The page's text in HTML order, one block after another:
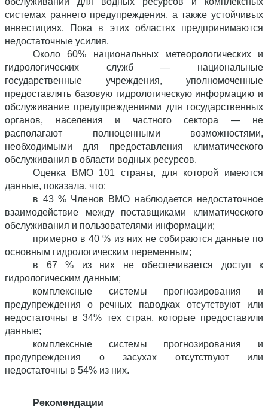
системах раннего предупреждения, а также устойчивых
инвестициях. Пока в этих областях предпринимаются
недостаточные усилия.
Около 60% национальных метеорологических и
гидрологических служб — национальные
государственные учреждения, уполномоченные
предоставлять базовую гидрологическую информацию и
обслуживание предупреждениями для государственных
органов, населения и частного сектора — не
располагают полноценными возможностями,
необходимыми для предоставления климатического
обслуживания в области водных ресурсов.
Оценка ВМО 101 страны, для которой имеются
данные, показала, что:
в 43 % Членов ВМО наблюдается недостаточное
взаимодействие между поставщиками климатического
обслуживания и пользователями информации;
примерно в 40 % из них не собираются данные по
основным гидрологическим переменным;
в 67 % из них не обеспечивается доступ к
гидрологическим данным;
комплексные системы прогнозирования и
предупреждения о речных паводках отсутствуют или
недостаточны в 34% тех стран, которые предоставили
данные;
комплексные системы прогнозирования и
предупреждения о засухах отсутствуют или
недостаточны в 54% из них.
Рекомендации